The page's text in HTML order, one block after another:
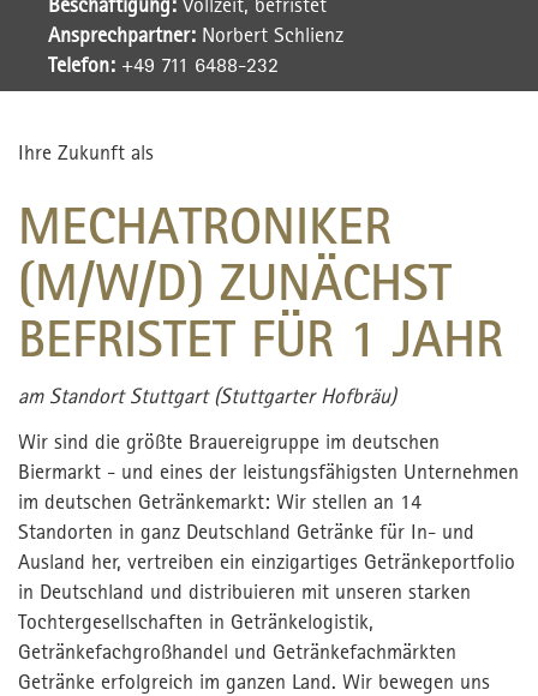
Ansprechpartner: Norbert Schlienz
Telefon: +49 711 6488-232
Ihre Zukunft als
MECHATRONIKER
(M/W/D) ZUNÄCHST
BEFRISTET FÜR 1 JAHR
am Standort Stuttgart (Stuttgarter Hofbräu)
Wir sind die größte Brauereigruppe im deutschen
Biermarkt - und eines der leistungsfähigsten Unternehmen
im deutschen Getränkemarkt: Wir stellen an 14
Standorten in ganz Deutschland Getränke für In- und
Ausland her, vertreiben ein einzigartiges Getränkeportfolio
in Deutschland und distribuieren mit unseren starken
Tochtergesellschaften in Getränkelogistik,
Getränkefachgroßhandel und Getränkefachmärkten
Getränke erfolgreich im ganzen Land. Wir bewegen uns